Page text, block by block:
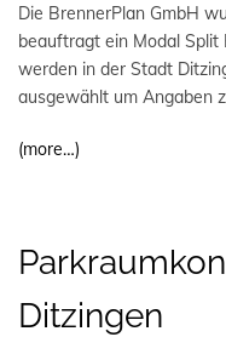
Die BrennerPlan GmbH
beauftragt ein Modal
werden in der Stadt
ausgewählt um Angaben
(more…)
Ditzingen